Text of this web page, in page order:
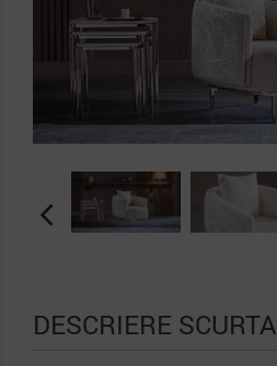
DESCRIERE SCURTA